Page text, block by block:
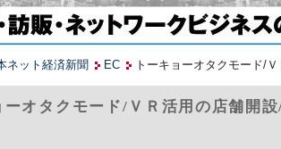
ネット経済新聞 EC トーキョーオタクモード/
ーオタクモード/ＶＲ活用の店舗開